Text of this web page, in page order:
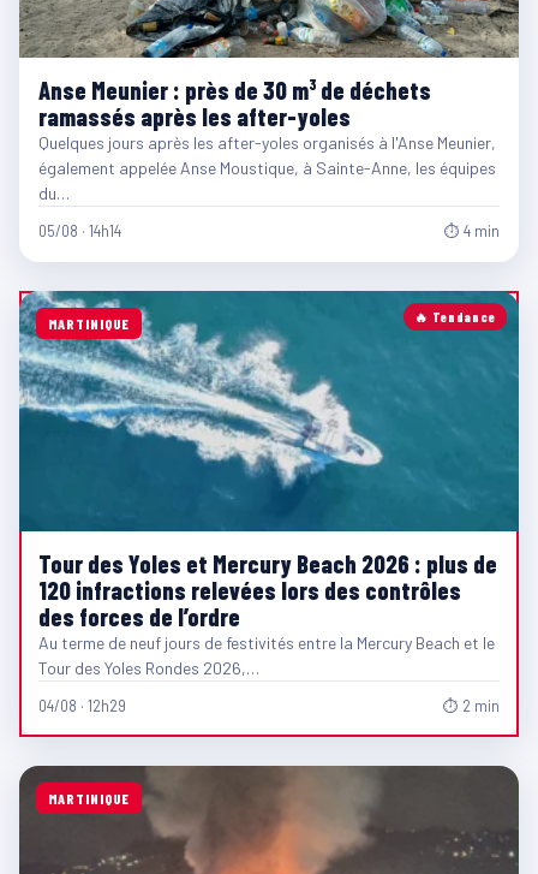
Anse Meunier : près de 30 m³ de déchets
ramassés après les after-yoles
Quelques jours après les after-yoles organisés à l'Anse Meunier,
également appelée Anse Moustique, à Sainte-Anne, les équipes
du…
05/08 · 14h14 ⏱ 4 min
🔥 Tendance
MARTINIQUE
Tour des Yoles et Mercury Beach 2026 : plus de
120 infractions relevées lors des contrôles
des forces de l’ordre
Au terme de neuf jours de festivités entre la Mercury Beach et le
Tour des Yoles Rondes 2026,…
04/08 · 12h29 ⏱ 2 min
MARTINIQUE